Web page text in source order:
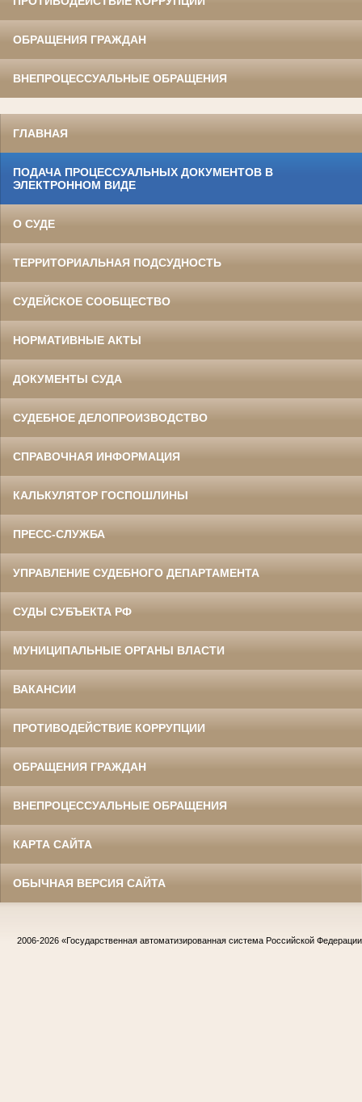
ОБРАЩЕНИЯ ГРАЖДАН
ВНЕПРОЦЕССУАЛЬНЫЕ ОБРАЩЕНИЯ
ГЛАВНАЯ
ПОДАЧА ПРОЦЕССУАЛЬНЫХ ДОКУМЕНТОВ В
ЭЛЕКТРОННОМ ВИДЕ
О СУДЕ
ТЕРРИТОРИАЛЬНАЯ ПОДСУДНОСТЬ
СУДЕЙСКОЕ СООБЩЕСТВО
НОРМАТИВНЫЕ АКТЫ
ДОКУМЕНТЫ СУДА
СУДЕБНОЕ ДЕЛОПРОИЗВОДСТВО
СПРАВОЧНАЯ ИНФОРМАЦИЯ
КАЛЬКУЛЯТОР ГОСПОШЛИНЫ
ПРЕСС-СЛУЖБА
УПРАВЛЕНИЕ СУДЕБНОГО ДЕПАРТАМЕНТА
СУДЫ СУБЪЕКТА РФ
МУНИЦИПАЛЬНЫЕ ОРГАНЫ ВЛАСТИ
ВАКАНСИИ
ПРОТИВОДЕЙСТВИЕ КОРРУПЦИИ
ОБРАЩЕНИЯ ГРАЖДАН
ВНЕПРОЦЕССУАЛЬНЫЕ ОБРАЩЕНИЯ
КАРТА САЙТА
ОБЫЧНАЯ ВЕРСИЯ САЙТА
2006-2026 «Государственная автоматизированная система Российской